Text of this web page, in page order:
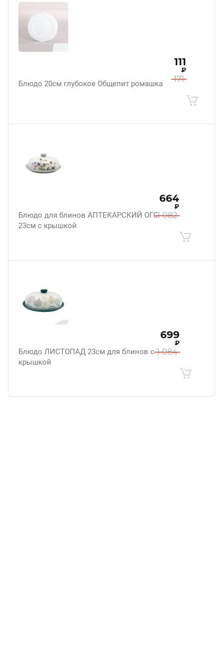
Блюдо 20см глубокое Общепит ромашка 171
111
₽
Блюдо для блинов АПТЕКАРСКИЙ ОГОРОД
23см с крышкой
1 082
664
₽
Блюдо ЛИСТОПАД 23см для блинов с
крышкой
1 084
699
₽